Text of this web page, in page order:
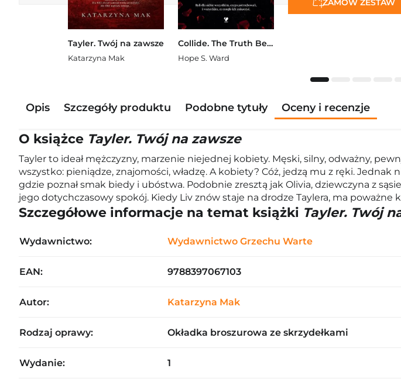
Tayler. Twój na zawsze
Katarzyna Mak
Collide. The Truth Between Us
Hope S. Ward
ZAMÓW ZESTAW
Opis Szczegóły produktu Podobne tytuły Oceny i recenzje
O książce Tayler. Twój na zawsze
Tayler to ideał mężczyzny, marzenie niejednej kobiety. Męski, silny, odważny,
wszystko: pieniądze, znajomości, władzę. A kobiety? Cóż, jedzą mu z ręki.
gdzie poznał smak biedy i ubóstwa. Podobnie zresztą jak Olivia, dziewczyna z
jego dotychczasowy spokój. Kiedy Liv znów staje na drodze Taylera, ma poważne
Szczegółowe informacje na temat książki Tayler. Twój
Wydawnictwo: Wydawnictwo Grzechu Warte
EAN: 9788397067103
Autor: Katarzyna Mak
Rodzaj oprawy: Okładka broszurowa ze skrzydełkami
Wydanie: 1